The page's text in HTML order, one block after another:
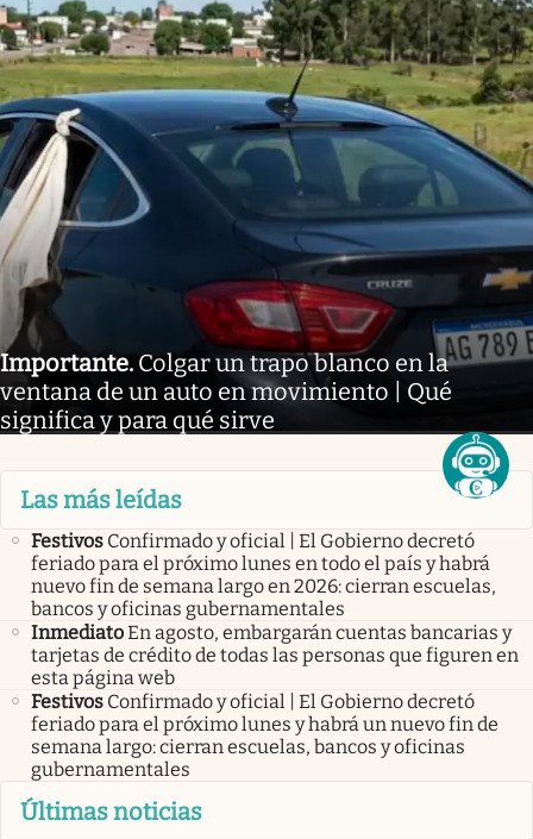
Importante. Colgar un trapo blanco en la
ventana de un auto en movimiento | Qué
significa y para qué sirve
Las más leídas
Festivos Confirmado y oficial | El Gobierno decretó
feriado para el próximo lunes en todo el país y habrá
nuevo fin de semana largo en 2026: cierran escuelas,
bancos y oficinas gubernamentales
InmediatoEn agosto, embargarán cuentas bancarias y
tarjetas de crédito de todas las personas que figuren en
esta página web
Festivos Confirmado y oficial | El Gobierno decretó
feriado para el próximo lunes y habrá un nuevo fin de
semana largo: cierran escuelas, bancos y oficinas
gubernamentales
Últimas noticias